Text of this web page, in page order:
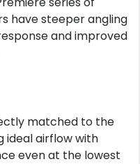
have steeper angling
and improved
matched to the
ideal airflow with
even at the lowest